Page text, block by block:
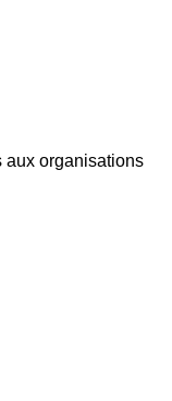
aux organisations